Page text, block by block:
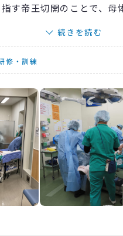
す帝王切開のことで、
術室看護師ら多職種が連
見を出し合いました。
の事態に少しでもスム
続きを読む
修・訓練